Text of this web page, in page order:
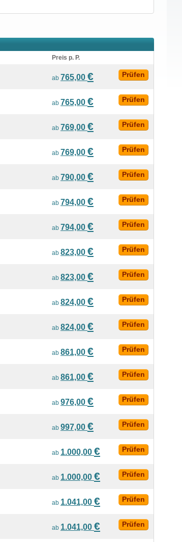
Preis p. P.
ab 765,00 € Prüfen
ab 765,00 € Prüfen
ab 769,00 € Prüfen
ab 769,00 € Prüfen
ab 790,00 € Prüfen
ab 794,00 € Prüfen
ab 794,00 € Prüfen
ab 823,00 € Prüfen
ab 823,00 € Prüfen
ab 824,00 € Prüfen
ab 824,00 € Prüfen
ab 861,00 € Prüfen
ab 861,00 € Prüfen
ab 976,00 € Prüfen
ab 997,00 € Prüfen
ab 1.000,00 € Prüfen
ab 1.000,00 € Prüfen
ab 1.041,00 € Prüfen
ab 1.041,00 € Prüfen